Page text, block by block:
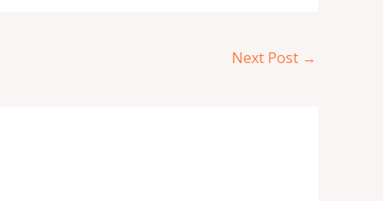
Next Post →